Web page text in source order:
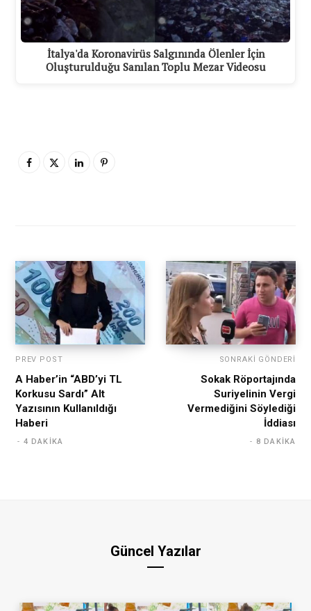
İtalya'da Koronavirüs Salgınında Ölenler İçin
Oluşturulduğu Sanılan Toplu Mezar Videosu
PREV POST
A Haber’in “ABD’yi TL
Korkusu Sardı” Alt
Yazısının Kullanıldığı
Haberi
4 DAKIKA
SONRAKI GÖNDERI
Sokak Röportajında
Suriyelinin Vergi
Vermediğini Söylediği
İddiası
8 DAKIKA
Güncel Yazılar